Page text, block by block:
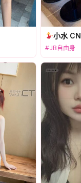
小水 CN
#JB自由身